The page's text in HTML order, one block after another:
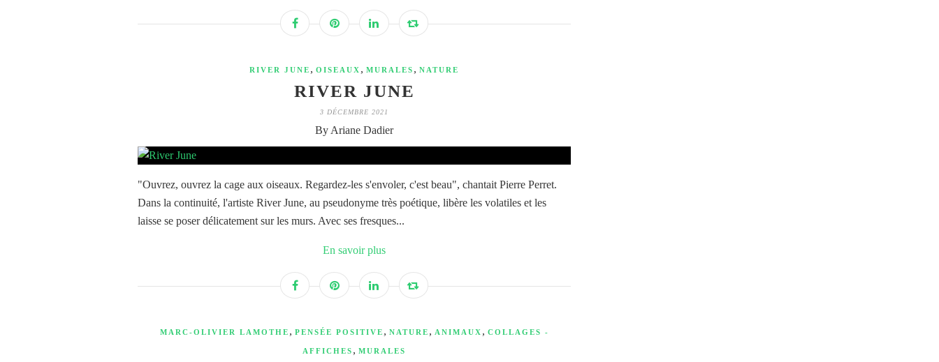
RIVER JUNE , OISEAUX , MURALES , NATURE
RIVER JUNE
3 DÉCEMBRE 2021
By Ariane Dadier
"Ouvrez, ouvrez la cage aux oiseaux. Regardez-les s'envoler, c'est beau", chantait Pierre Perret.
Dans la continuité, l'artiste River June, au pseudonyme très poétique, libère les volatiles et les
laisse se poser délicatement sur les murs. Avec ses fresques...
En savoir plus
MARC-OLIVIER LAMOTHE , PENSÉE POSITIVE , NATURE , ANIMAUX , COLLAGES -
AFFICHES , MURALES